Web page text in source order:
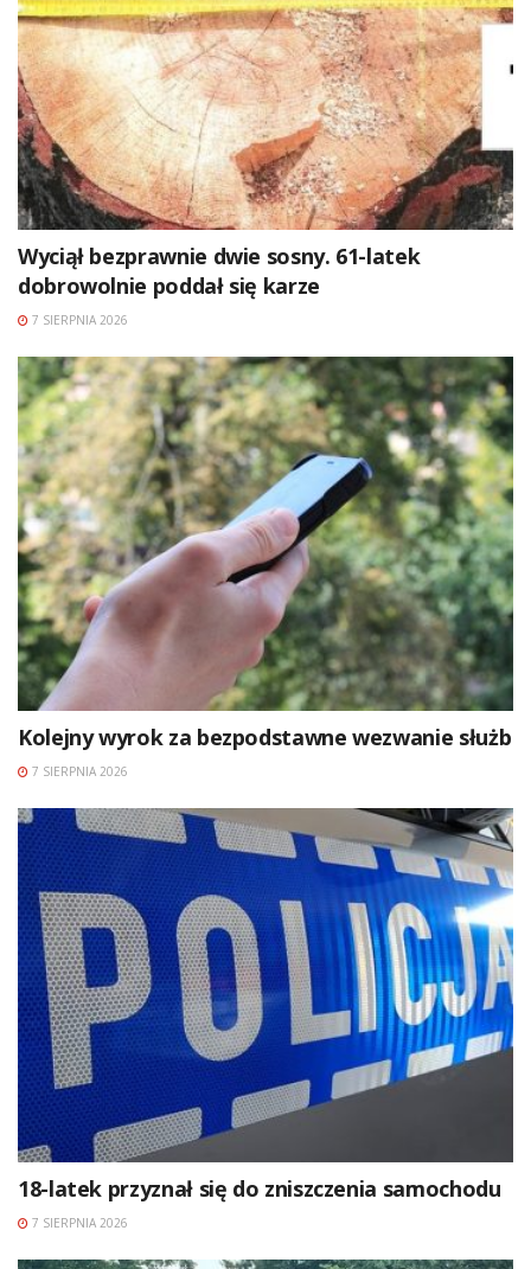
Wyciął bezprawnie dwie sosny. 61-latek
dobrowolnie poddał się karze
7 SIERPNIA 2026
Kolejny wyrok za bezpodstawne wezwanie służb
7 SIERPNIA 2026
18-latek przyznał się do zniszczenia samochodu
7 SIERPNIA 2026